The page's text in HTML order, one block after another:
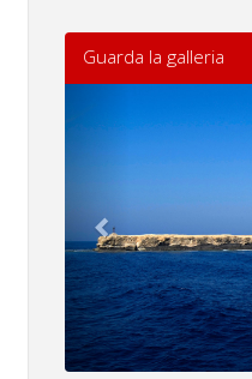
Guarda la galleria